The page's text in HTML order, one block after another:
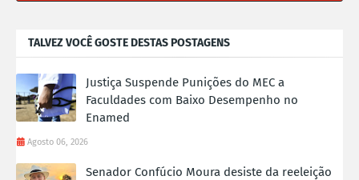
TALVEZ VOCÊ GOSTE DESTAS POSTAGENS
Justiça Suspende Punições do MEC a
Faculdades com Baixo Desempenho no
Enamed
Agosto 06, 2026
Senador Confúcio Moura desiste da reeleição